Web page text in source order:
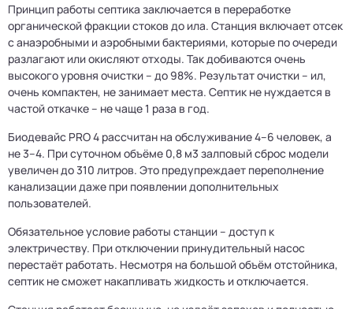
Принцип работы септика заключается в переработке
органической фракции стоков до ила. Станция включает отсек
с анаэробными и аэробными бактериями, которые по очереди
разлагают или окисляют отходы. Так добиваются очень
высокого уровня очистки – до 98%. Результат очистки – ил,
очень компактен, не занимает места. Септик не нуждается в
частой откачке – не чаще 1 раза в год.
Биодевайс PRO 4 рассчитан на обслуживание 4–6 человек, а
не 3–4. При суточном объёме 0,8 м3 залповый сброс модели
увеличен до 310 литров. Это предупреждает переполнение
канализации даже при появлении дополнительных
пользователей.
Обязательное условие работы станции – доступ к
электричеству. При отключении принудительный насос
перестаёт работать. Несмотря на большой объём отстойника,
септик не сможет накапливать жидкость и отключается.